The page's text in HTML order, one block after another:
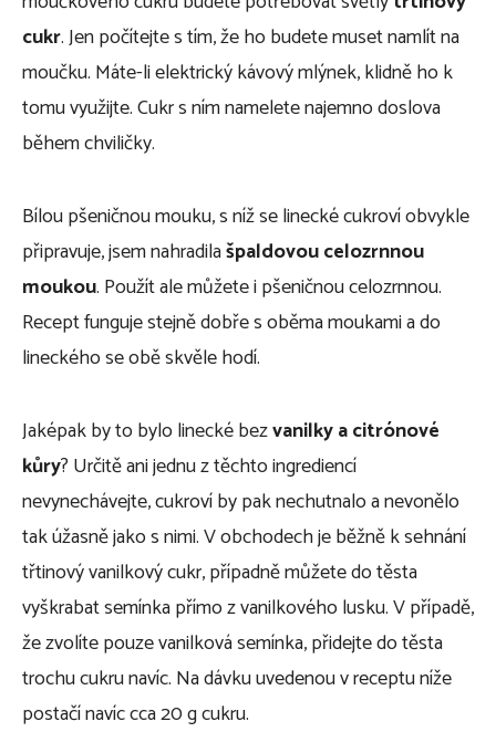
cukr. Jen počítejte s tím, že ho budete muset namlít na
moučku. Máte-li elektrický kávový mlýnek, klidně ho k
tomu využijte. Cukr s ním namelete najemno doslova
během chviličky.
Bílou pšeničnou mouku, s níž se linecké cukroví obvykle
připravuje, jsem nahradilašpaldovou celozrnnou
moukou. Použít ale můžete i pšeničnou celozrnnou.
Recept funguje stejně dobře s oběma moukami a do
lineckého se obě skvěle hodí.
Jaképak by to bylo linecké bezvanilky a citrónové
kůry? Určitě ani jednu z těchto ingrediencí
nevynechávejte, cukroví by pak nechutnalo a nevonělo
tak úžasně jako s nimi. V obchodech je běžně k sehnání
třtinový vanilkový cukr, případně můžete do těsta
vyškrabat semínka přímo z vanilkového lusku. V případě,
že zvolíte pouze vanilková semínka, přidejte do těsta
trochu cukru navíc. Na dávku uvedenou v receptu níže
postačí navíc cca 20 g cukru.